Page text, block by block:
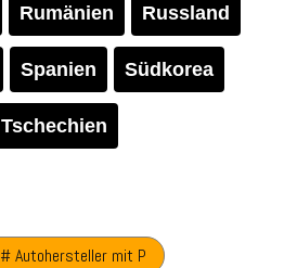
Rumänien Russland
Spanien Südkorea
Tschechien
# Autohersteller mit P